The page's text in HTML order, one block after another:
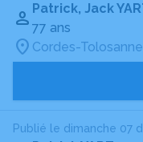
Patrick, Jack
77 ans
Cordes-
Publié le dimanche 07